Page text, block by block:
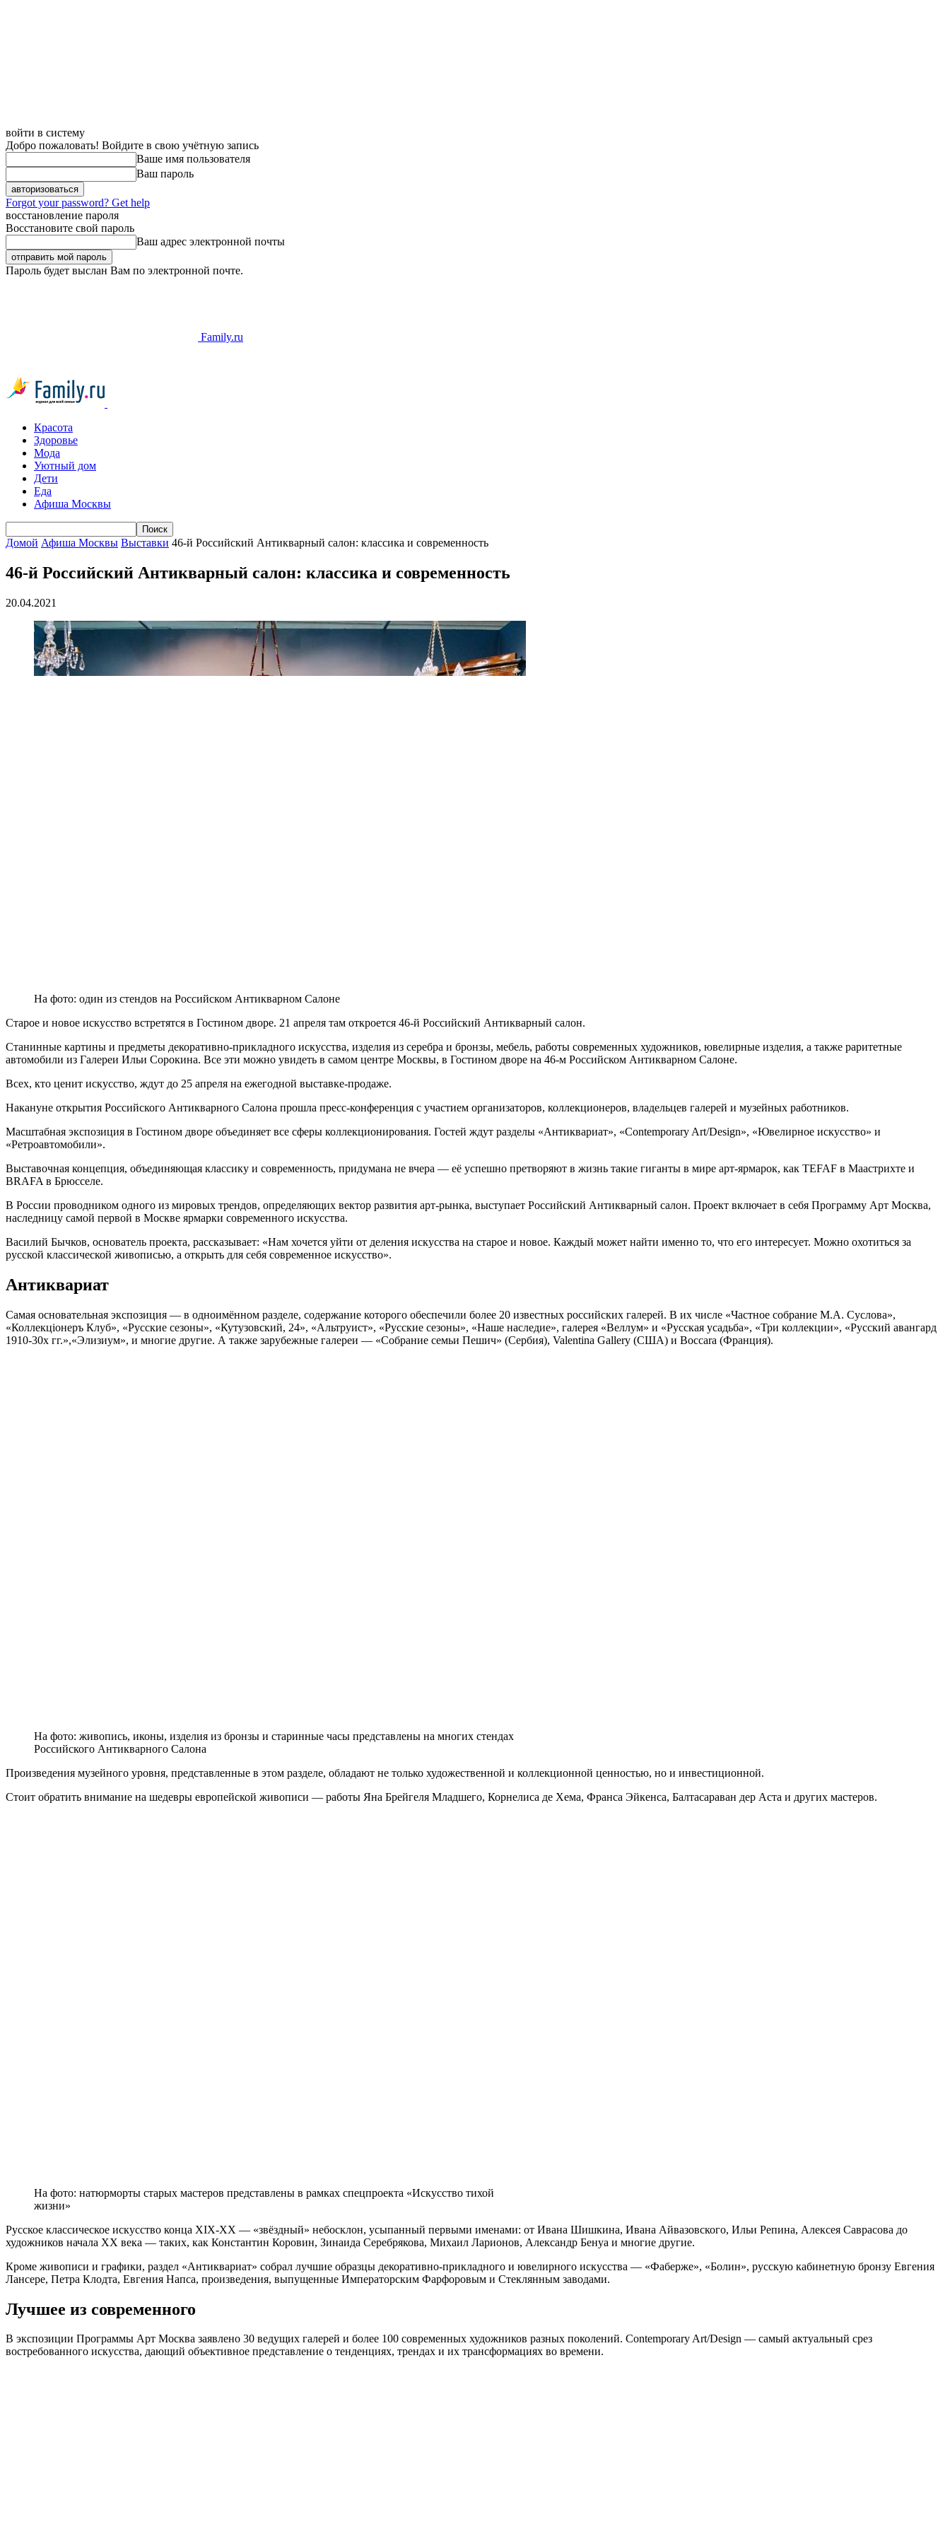
войти в систему
Добро пожаловать! Войдите в свою учётную запись
Ваше имя пользователя
Ваш пароль
Forgot your password? Get help
восстановление пароля
Восстановите свой пароль
Ваш адрес электронной почты
Пароль будет выслан Вам по электронной почте.
Family.ru
Красота
Здоровье
Мода
Уютный дом
Дети
Еда
Афиша Москвы
Домой Афиша Москвы Выставки 46-й Российский Антикварный салон: классика и современность
46-й Российский Антикварный салон: классика и современность
20.04.2021
На фото: один из стендов на Российском Антикварном Салоне
Старое и новое искусство встретятся в Гостином дворе. 21 апреля там откроется 46-й Российский Антикварный салон.
Станинные картины и предметы декоративно-прикладного искусства, изделия из серебра и бронзы, мебель, работы современных художников, ювелирные изделия, а также раритетные
автомобили из Галереи Ильи Сорокина. Все эти можно увидеть в самом центре Москвы, в Гостином дворе на 46-м Российском Антикварном Салоне.
Всех, кто ценит искусство, ждут до 25 апреля на ежегодной выставке-продаже.
Накануне открытия Российского Антикварного Салона прошла пресс-конференция с участием организаторов, коллекционеров, владельцев галерей и музейных работников.
Масштабная экспозиция в Гостином дворе объединяет все сферы коллекционирования. Гостей ждут разделы «Антиквариат», «Contemporary Art/Design», «Ювелирное искусство» и
«Ретроавтомобили».
Выставочная концепция, объединяющая классику и современность, придумана не вчера — её успешно претворяют в жизнь такие гиганты в мире арт-ярмарок, как TEFAF в Маастрихте и
BRAFA в Брюсселе.
В России проводником одного из мировых трендов, определяющих вектор развития арт-рынка, выступает Российский Антикварный салон. Проект включает в себя Программу Арт Москва,
наследницу самой первой в Москве ярмарки современного искусства.
Василий Бычков, основатель проекта, рассказывает: «Нам хочется уйти от деления искусства на старое и новое. Каждый может найти именно то, что его интересует. Можно охотиться за
русской классической живописью, а открыть для себя современное искусство».
Антиквариат
Самая основательная экспозиция — в одноимённом разделе, содержание которого обеспечили более 20 известных российских галерей. В их числе «Частное собрание М.А. Суслова»,
«Коллекцiонеръ Клуб», «Русские сезоны», «Кутузовский, 24», «Альтруист», «Русские сезоны», «Наше наследие», галерея «Веллум» и «Русская усадьба», «Три коллекции», «Русский авангард
1910-30х гг.»,«Элизиум», и многие другие. А также зарубежные галереи — «Собрание семьи Пешич» (Сербия), Valentina Gallery (США) и Boccara (Франция).
На фото: живопись, иконы, изделия из бронзы и старинные часы представлены на многих стендах
Российского Антикварного Салона
Произведения музейного уровня, представленные в этом разделе, обладают не только художественной и коллекционной ценностью, но и инвестиционной.
Стоит обратить внимание на шедевры европейской живописи — работы Яна Брейгеля Младшего, Корнелиса де Хема, Франса Эйкенса, Балтасараван дер Аста и других мастеров.
На фото: натюрморты старых мастеров представлены в рамках спецпроекта «Искусство тихой
жизни»
Русское классическое искусство конца XIX-XX — «звёздный» небосклон, усыпанный первыми именами: от Ивана Шишкина, Ивана Айвазовского, Ильи Репина, Алексея Саврасова до
художников начала XX века — таких, как Константин Коровин, Зинаида Серебрякова, Михаил Ларионов, Александр Бенуа и многие другие.
Кроме живописи и графики, раздел «Антиквариат» собрал лучшие образцы декоративно-прикладного и ювелирного искусства — «Фаберже», «Болин», русскую кабинетную бронзу Евгения
Лансере, Петра Клодта, Евгения Напса, произведения, выпущенные Императорским Фарфоровым и Стеклянным заводами.
Лучшее из современного
В экспозиции Программы Арт Москва заявлено 30 ведущих галерей и более 100 современных художников разных поколений. Contemporary Art/Design — самый актуальный срез
востребованного искусства, дающий объективное представление о тенденциях, трендах и их трансформациях во времени.